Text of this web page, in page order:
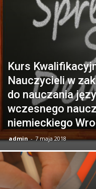
Kurs
Nauczycieli w
do nauczania
wczesnego
niemieckiego
admin - 7 maja 2018